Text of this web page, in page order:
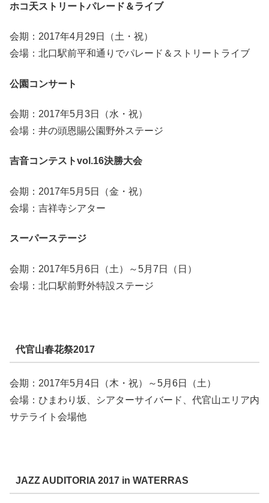
ホコ天ストリートパレード＆ライブ
会期：2017年4月29日（土・祝）
会場：北口駅前平和通りでパレード＆ストリートライブ
公園コンサート
会期：2017年5月3日（水・祝）
会場：井の頭恩賜公園野外ステージ
吉音コンテストvol.16決勝大会
会期：2017年5月5日（金・祝）
会場：吉祥寺シアター
スーパーステージ
会期：2017年5月6日（土）～5月7日（日）
会場：北口駅前野外特設ステージ
代官山春花祭2017
会期：2017年5月4日（木・祝）～5月6日（土）
会場：ひまわり坂、シアターサイバード、代官山エリア内
サテライト会場他
JAZZ AUDITORIA 2017 in WATERRAS